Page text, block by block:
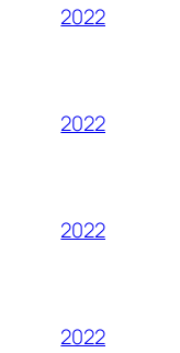
2022
2022
2022
2022